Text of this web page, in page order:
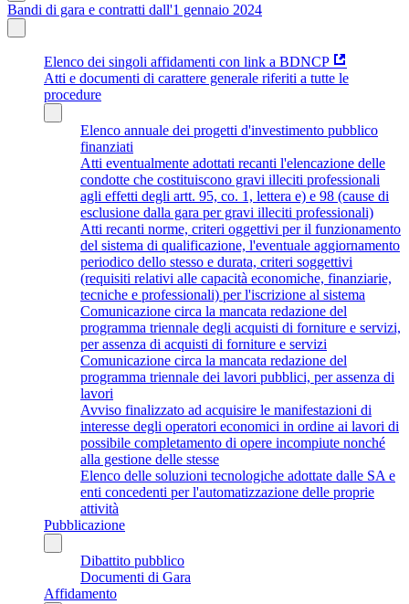
Bandi di gara e contratti dall'1 gennaio 2024
Elenco dei singoli affidamenti con link a BDNCP
Atti e documenti di carattere generale riferiti a tutte le
procedure
Elenco annuale dei progetti d'investimento pubblico
finanziati
Atti eventualmente adottati recanti l'elencazione delle
condotte che costituiscono gravi illeciti professionali
agli effetti degli artt. 95, co. 1, lettera e) e 98 (cause di
esclusione dalla gara per gravi illeciti professionali)
Atti recanti norme, criteri oggettivi per il funzionamento
del sistema di qualificazione, l'eventuale aggiornamento
periodico dello stesso e durata, criteri soggettivi
(requisiti relativi alle capacità economiche, finanziarie,
tecniche e professionali) per l'iscrizione al sistema
Comunicazione circa la mancata redazione del
programma triennale degli acquisti di forniture e servizi,
per assenza di acquisti di forniture e servizi
Comunicazione circa la mancata redazione del
programma triennale dei lavori pubblici, per assenza di
lavori
Avviso finalizzato ad acquisire le manifestazioni di
interesse degli operatori economici in ordine ai lavori di
possibile completamento di opere incompiute nonché
alla gestione delle stesse
Elenco delle soluzioni tecnologiche adottate dalle SA e
enti concedenti per l'automatizzazione delle proprie
attività
Pubblicazione
Dibattito pubblico
Documenti di Gara
Affidamento